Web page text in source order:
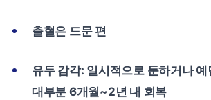
출혈은 드문 편
유두 감각: 일시적으로 둔하거나
대부분 6개월~2년 내 회복